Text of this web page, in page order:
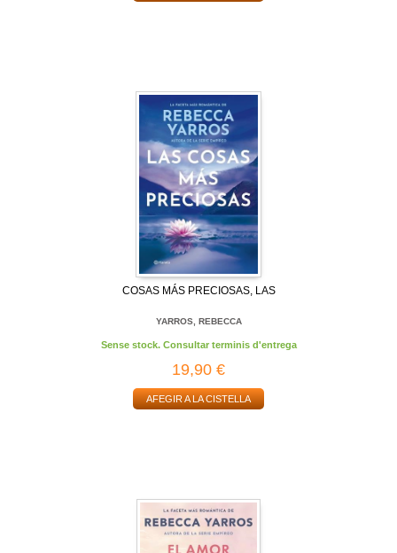
COSAS MÁS PRECIOSAS, LAS
YARROS, REBECCA
Sense stock. Consultar terminis d'entrega
19,90 €
AFEGIR A LA CISTELLA